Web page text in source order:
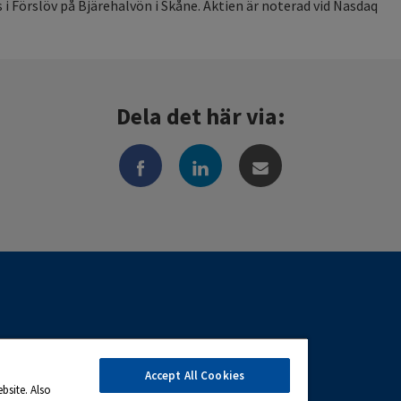
på Bjärehalvön i Skåne. Aktien är noterad vid Nasdaq
Dela det här via:
Also
Accept All Cookies